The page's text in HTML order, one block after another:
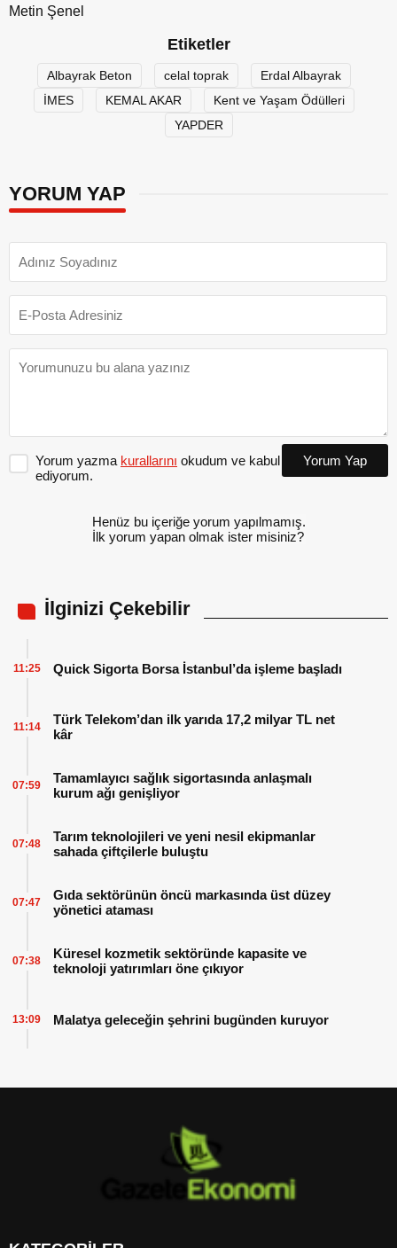
Metin Şenel
Etiketler
Albayrak Beton celal toprak
Erdal Albayrak
İMES
KEMAL AKAR
Kent ve Yaşam Ödülleri
YAPDER
YORUM YAP
Yorum yazma kurallarını okudum ve kabul
ediyorum.
Yorum Yap
Henüz bu içeriğe yorum yapılmamış.
İlk yorum yapan olmak ister misiniz?
İlginizi Çekebilir
Quick Sigorta Borsa İstanbul’da işleme başladı
11:25
Türk Telekom’dan ilk yarıda 17,2 milyar TL net
kâr
11:14
Tamamlayıcı sağlık sigortasında anlaşmalı
kurum ağı genişliyor
07:59
Tarım teknolojileri ve yeni nesil ekipmanlar
sahada çiftçilerle buluştu
07:48
Gıda sektörünün öncü markasında üst düzey
yönetici ataması
07:47
Küresel kozmetik sektöründe kapasite ve
teknoloji yatırımları öne çıkıyor
07:38
Malatya geleceğin şehrini bugünden kuruyor
13:09